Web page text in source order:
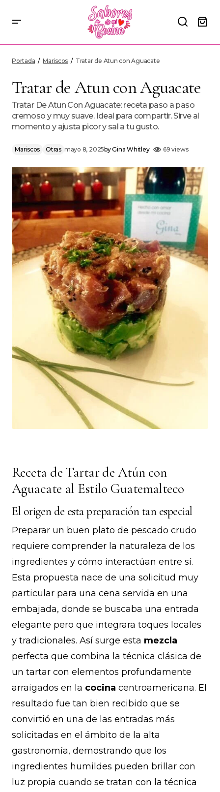
Portada Mariscos Tratar de Atun con Aguacate
Tratar de Atun con Aguacate
Tratar De Atun Con Aguacate: receta paso a paso
cremoso y muy suave. Ideal para compartir. Sirve al
momento y ajusta picor y sal a tu gusto.
Mariscos Otras mayo 8, 2025byGina Whitley 69 views
Receta de Tartar de Atún con
Aguacate al Estilo Guatemalteco
El origen de esta preparación tan especial
Preparar un buen plato de pescado crudo
requiere comprender la naturaleza de los
ingredientes y cómo interactúan entre sí.
Esta propuesta nace de una solicitud muy
particular para una cena servida en una
embajada, donde se buscaba una entrada
elegante pero que integrara toques locales
y tradicionales. Así surge esta mezcla
perfecta que combina la técnica clásica de
un tartar con elementos profundamente
arraigados en la cocina centroamericana. El
resultado fue tan bien recibido que se
convirtió en una de las entradas más
solicitadas en el ámbito de la alta
gastronomía, demostrando que los
ingredientes humildes pueden brillar con
luz propia cuando se tratan con la técnica